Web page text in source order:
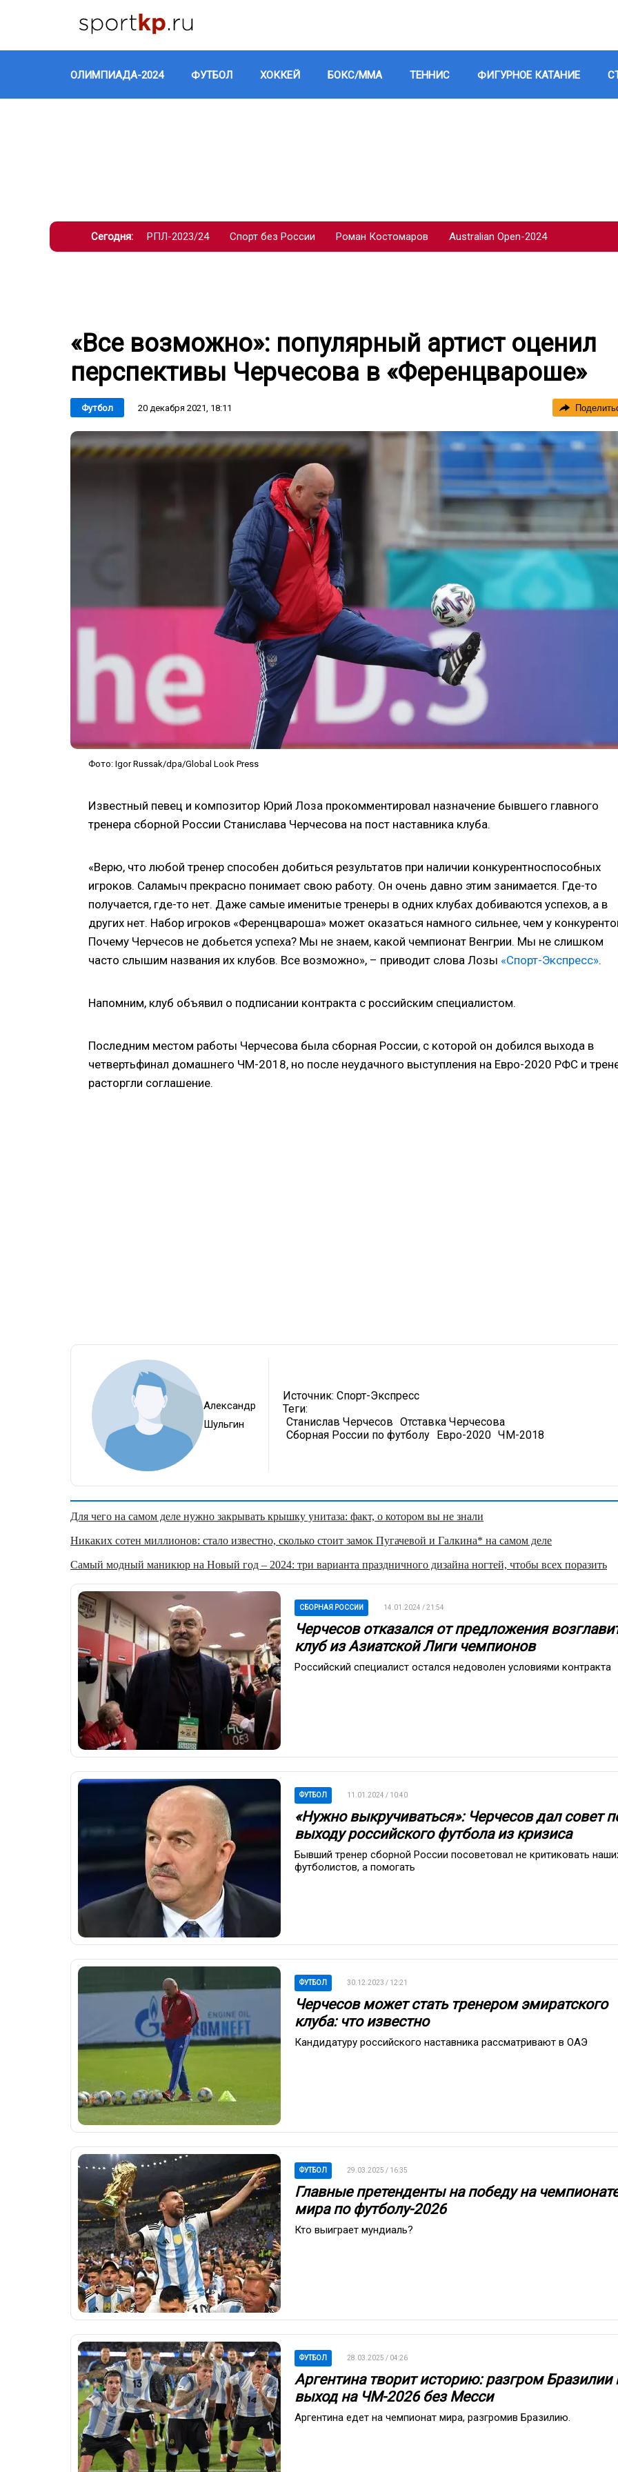
ОЛИМПИАДА-2024 ФУТБОЛ ХОККЕЙ БОКС/ММА ТЕННИС ФИГУРНОЕ КАТАНИЕ
Сегодня: РПЛ-2023/24 Спорт без России Роман Костомаров Australian Open-2024
«Все возможно»: популярный артист оценил
перспективы Черчесова в «Ференцвароше»
Футбол 20 декабря 2021, 18:11
Фото: Igor Russak/dpa/Global Look Press
Известный певец и композитор Юрий Лоза прокомментировал назначение бывшего главного
тренера сборной России Станислава Черчесова на пост наставника клуба.
«Верю, что любой тренер способен добиться результатов при наличии конкурентноспособных
игроков. Саламыч прекрасно понимает свою работу. Он очень давно этим занимается. Где-то
получается, где-то нет. Даже самые именитые тренеры в одних клубах добиваются успехов, а в
других нет. Набор игроков «Ференцвароша» может оказаться намного сильнее, чем у
Почему Черчесов не добьется успеха? Мы не знаем, какой чемпионат Венгрии. Мы не слишком
часто слышим названия их клубов. Все возможно», – приводит слова Лозы «Спорт-Экспресс».
Напомним, клуб объявил о подписании контракта с российским специалистом.
Последним местом работы Черчесова была сборная России, с которой он добился выхода в
четвертьфинал домашнего ЧМ-2018, но после неудачного выступления на Евро-2020 РФС и
расторгли соглашение.
Александр
Шульгин
Источник: Спорт-Экспресс
Теги:
Станислав Черчесов Отставка Черчесова
Сборная России по футболу
Евро-2020 ЧМ-2018
Для чего на самом деле нужно закрывать крышку унитаза: факт, о котором вы не знали
Никаких сотен миллионов: стало известно, сколько стоит замок Пугачевой и Галкина* на самом деле
Самый модный маникюр на Новый год – 2024: три варианта праздничного дизайна ногтей, чтобы всех поразить
СБОРНАЯ РОССИИ 14.01.2024 / 21:54
Черчесов отказался от предложения
клуб из Азиатской Лиги чемпионов
Российский специалист остался недоволен условиями контракта
ФУТБОЛ 11.01.2024 / 10:40
«Нужно выкручиваться»: Черчесов дал совет
выходу российского футбола из кризиса
Бывший тренер сборной России посоветовал не критиковать
футболистов, а помогать
ФУТБОЛ 30.12.2023 / 12:21
Черчесов может стать тренером эмиратского
клуба: что известно
Кандидатуру российского наставника рассматривают в ОАЭ
ФУТБОЛ 29.03.2025 / 16:35
Главные претенденты на победу на
мира по футболу-2026
Кто выиграет мундиаль?
ФУТБОЛ 28.03.2025 / 04:26
Аргентина творит историю: разгром Бразилии
выход на ЧМ-2026 без Месси
Аргентина едет на чемпионат мира, разгромив Бразилию.